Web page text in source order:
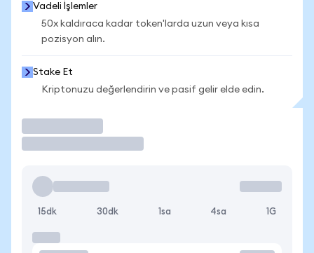
Vadeli İşlemler
50x kaldıraca kadar token'larda uzun veya kısa
pozisyon alın.
Stake Et
Kriptonuzu değerlendirin ve pasif gelir elde edin.
15dk 30dk 1sa 4sa 1G